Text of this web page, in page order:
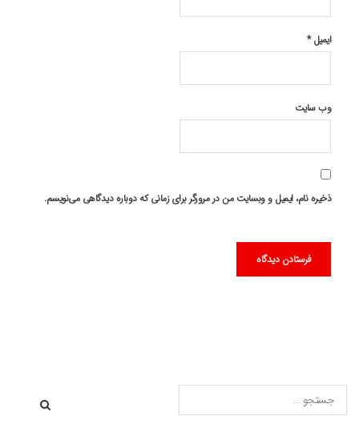
ایمیل*
وب‌ سایت
ذخیره نام، ایمیل و وبسایت من در مرورگر برای زمانی که دوباره دیدگاهی می‌نویسم.